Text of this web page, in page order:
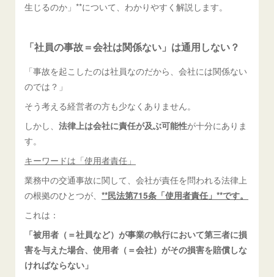
生じるのか」**について、わかりやすく解説します。
「社員の事故＝会社は関係ない」は通用しない？
「事故を起こしたのは社員なのだから、会社には関係ない
のでは？」
そう考える経営者の方も少なくありません。
しかし、法律上は会社に責任が及ぶ可能性が十分にありま
す。
キーワードは「使用者責任」
業務中の交通事故に関して、会社が責任を問われる法律上
の根拠のひとつが、**民法第715条「使用者責任」**です。
これは：
「被用者（＝社員など）が事業の執行において第三者に損
害を与えた場合、使用者（＝会社）がその損害を賠償しな
ければならない」